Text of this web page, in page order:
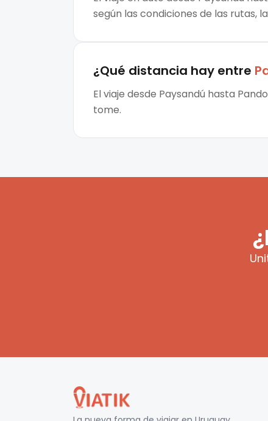
según las condiciones de las rutas,
¿Qué distancia hay entre
El viaje desde Paysandú hasta
tome.